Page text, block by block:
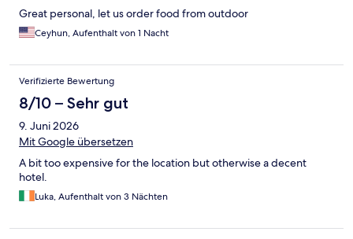
Great personal, let us order food from outdoor
Ceyhun, Aufenthalt von 1 Nacht
Verifizierte Bewertung
8/10 – Sehr gut
9. Juni 2026
Mit Google übersetzen
A bit too expensive for the location but otherwise a decent
hotel.
Luka, Aufenthalt von 3 Nächten